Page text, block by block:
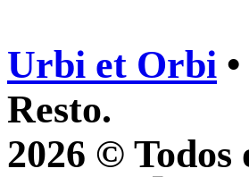
Urbi et Orbi
Resto.
2026 © Todos